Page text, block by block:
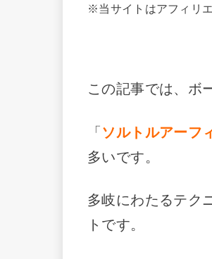
※当サイトはアフィリ
この記事では、ボ
「ソルトルアーフ
多いです。
多岐にわたるテク
トです。